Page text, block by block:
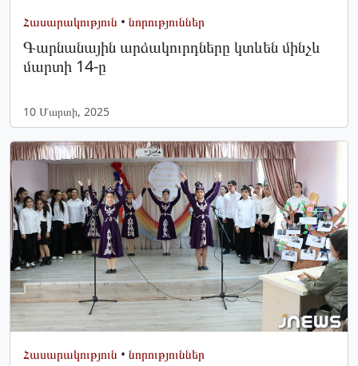
Հասարակություն • նորություններ
Գարնանային արձակուրդները կտևեն մինչև
մարտի 14-ը
10 Մարտի, 2025
Հասարակություն • նորություններ